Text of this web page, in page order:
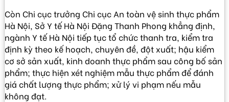
Còn Chi cục trưởng Chi cục An toàn vệ sinh thực phẩm
Hà Nội, Sở Y tế Hà Nội Đặng Thanh Phong khẳng định,
ngành Y tế Hà Nội tiếp tục tổ chức thanh tra, kiểm tra
định kỳ theo kế hoạch, chuyên đề, đột xuất; hậu kiểm
cơ sở sản xuất, kinh doanh thực phẩm sau công bố sản
phẩm; thực hiện xét nghiệm mẫu thực phẩm để đánh
giá chất lượng thực phẩm; xử lý vi phạm nếu mẫu
không đạt.